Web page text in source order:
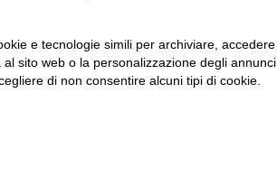
info@gfn.it
221448
Chi siamo
Come raggiungerci
Faq
e tecnologie simili per archiviare, accedere
sito web o la personalizzazione degli annunci.
di non consentire alcuni tipi di cookie.